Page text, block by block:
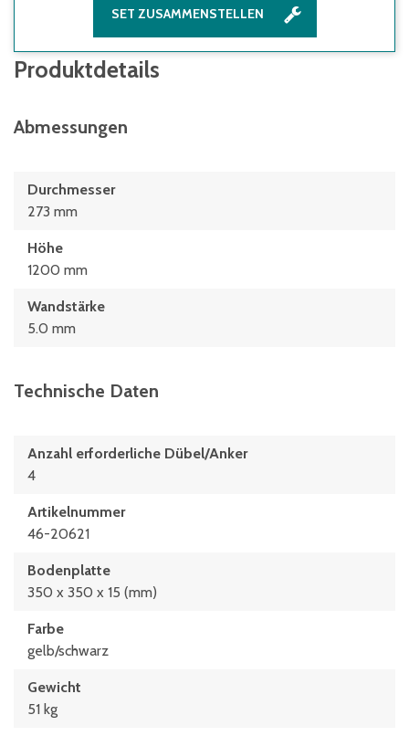
SET ZUSAMMENSTELLEN
Produktdetails
Abmessungen
Durchmesser
273 mm
Höhe
1200 mm
Wandstärke
5.0 mm
Technische Daten
Anzahl erforderliche Dübel/Anker
4
Artikelnummer
46-20621
Bodenplatte
350 x 350 x 15 (mm)
Farbe
gelb/schwarz
Gewicht
51 kg